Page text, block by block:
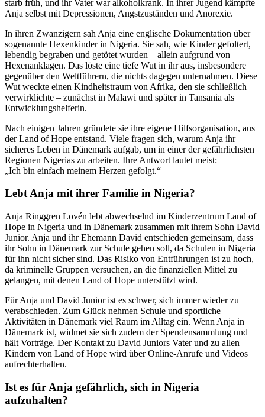
starb früh, und ihr Vater war alkoholkrank. In ihrer Jugend kämpfte
Anja selbst mit Depressionen, Angstzuständen und Anorexie.
In ihren Zwanzigern sah Anja eine englische Dokumentation über
sogenannte Hexenkinder in Nigeria. Sie sah, wie Kinder gefoltert,
lebendig begraben und getötet wurden – allein aufgrund von
Hexenanklagen. Das löste eine tiefe Wut in ihr aus, insbesondere
gegenüber den Weltführern, die nichts dagegen unternahmen. Diese
Wut weckte einen Kindheitstraum von Afrika, den sie schließlich
verwirklichte – zunächst in Malawi und später in Tansania als
Entwicklungshelferin.
Nach einigen Jahren gründete sie ihre eigene Hilfsorganisation, aus
der Land of Hope entstand. Viele fragen sich, warum Anja ihr
sicheres Leben in Dänemark aufgab, um in einer der gefährlichsten
Regionen Nigerias zu arbeiten. Ihre Antwort lautet meist:
„Ich bin einfach meinem Herzen gefolgt.“
Lebt Anja mit ihrer Familie in Nigeria?
Anja Ringgren Lovén lebt abwechselnd im Kinderzentrum Land of
Hope in Nigeria und in Dänemark zusammen mit ihrem Sohn David
Junior. Anja und ihr Ehemann David entschieden gemeinsam, dass
ihr Sohn in Dänemark zur Schule gehen soll, da Schulen in Nigeria
für ihn nicht sicher sind. Das Risiko von Entführungen ist zu hoch,
da kriminelle Gruppen versuchen, an die finanziellen Mittel zu
gelangen, mit denen Land of Hope unterstützt wird.
Für Anja und David Junior ist es schwer, sich immer wieder zu
verabschieden. Zum Glück nehmen Schule und sportliche
Aktivitäten in Dänemark viel Raum im Alltag ein. Wenn Anja in
Dänemark ist, widmet sie sich zudem der Spendensammlung und
hält Vorträge. Der Kontakt zu David Juniors Vater und zu allen
Kindern von Land of Hope wird über Online-Anrufe und Videos
aufrechterhalten.
Ist es für Anja gefährlich, sich in Nigeria
aufzuhalten?